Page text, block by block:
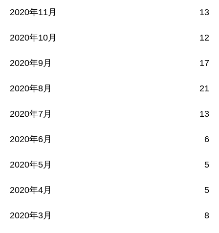
2020年11月 13
2020年10月 12
2020年9月 17
2020年8月 21
2020年7月 13
2020年6月 6
2020年5月 5
2020年4月 5
2020年3月 8